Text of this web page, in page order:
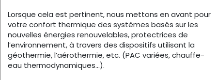
Lorsque cela est pertinent, nous mettons en avant pour
votre confort thermique des systèmes basés sur les
nouvelles énergies renouvelables, protectrices de
l’environnement, à travers des dispositifs utilisant la
géothermie, l’aérothermie, etc. (PAC variées, chauffe-
eau thermodynamiques…).